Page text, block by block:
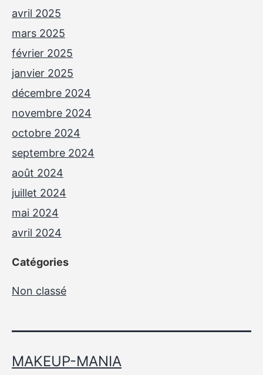
avril 2025
mars 2025
février 2025
janvier 2025
décembre 2024
novembre 2024
octobre 2024
septembre 2024
août 2024
juillet 2024
mai 2024
avril 2024
Catégories
Non classé
MAKEUP-MANIA